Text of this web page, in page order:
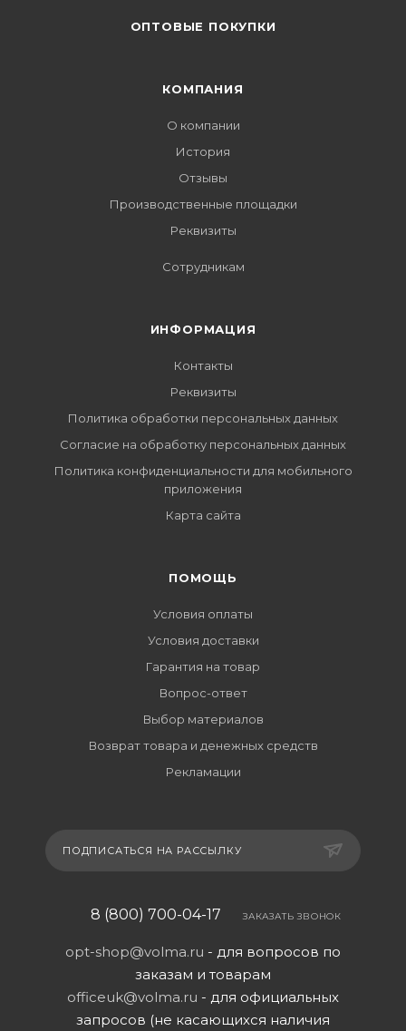
ОПТОВЫЕ ПОКУПКИ
КОМПАНИЯ
О компании
История
Отзывы
Производственные площадки
Реквизиты
Сотрудникам
ИНФОРМАЦИЯ
Контакты
Реквизиты
Политика обработки персональных данных
Согласие на обработку персональных данных
Политика конфиденциальности для мобильного
приложения
Карта сайта
ПОМОЩЬ
Условия оплаты
Условия доставки
Гарантия на товар
Вопрос-ответ
Выбор материалов
Возврат товара и денежных средств
Рекламации
ПОДПИСАТЬСЯ НА РАССЫЛКУ
8 (800) 700-04-17 ЗАКАЗАТЬ ЗВОНОК
opt-shop@volma.ru - для вопросов по
заказам и товарам
officeuk@volma.ru - для официальных
запросов (не касающихся наличия